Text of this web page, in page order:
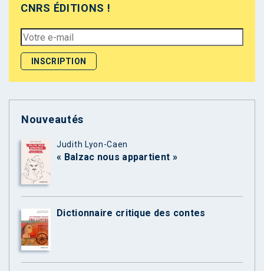
CNRS ÉDITIONS !
Nouveautés
Judith Lyon-Caen
« Balzac nous appartient »
Dictionnaire critique des contes